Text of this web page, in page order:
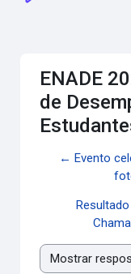
ENADE
de
← Evento
Modo de